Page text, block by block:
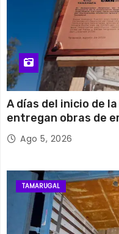
A días del inicio de
entregan obras de
su histórico
Ago 5, 2026
TAMARUGAL